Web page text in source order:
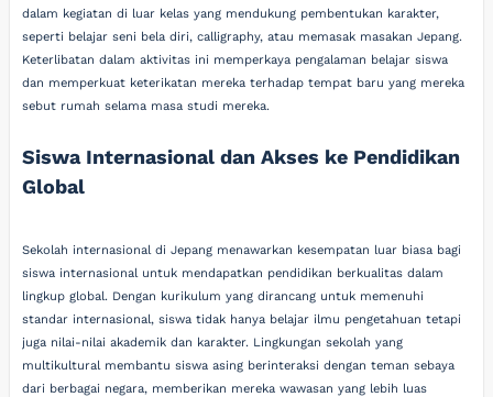
dalam kegiatan di luar kelas yang mendukung pembentukan karakter,
seperti belajar seni bela diri, calligraphy, atau memasak masakan Jepang.
Keterlibatan dalam aktivitas ini memperkaya pengalaman belajar siswa
dan memperkuat keterikatan mereka terhadap tempat baru yang mereka
sebut rumah selama masa studi mereka.
Siswa Internasional dan Akses ke Pendidikan
Global
Sekolah internasional di Jepang menawarkan kesempatan luar biasa bagi
siswa internasional untuk mendapatkan pendidikan berkualitas dalam
lingkup global. Dengan kurikulum yang dirancang untuk memenuhi
standar internasional, siswa tidak hanya belajar ilmu pengetahuan tetapi
juga nilai-nilai akademik dan karakter. Lingkungan sekolah yang
multikultural membantu siswa asing berinteraksi dengan teman sebaya
dari berbagai negara, memberikan mereka wawasan yang lebih luas